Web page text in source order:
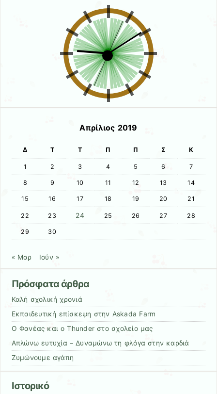
Απρίλιος 2019
Δ Τ Τ Π Π Σ Κ
1 2 3 4 5 6 7
8 9 10 11 12 13 14
15 16 17 18 19 20 21
22 23 24 25 26 27 28
29 30
« Μαρ Ιούν »
Πρόσφατα άρθρα
Καλή σχολική χρονιά
Εκπαιδευτική επίσκεψη στην Askada Farm
Ο Φανέας και ο Thunder στο σχολείο μας
Απλώνω ευτυχία – Δυναμώνω τη φλόγα στην καρδιά
Ζυμώνουμε αγάπη
Ιστορικό